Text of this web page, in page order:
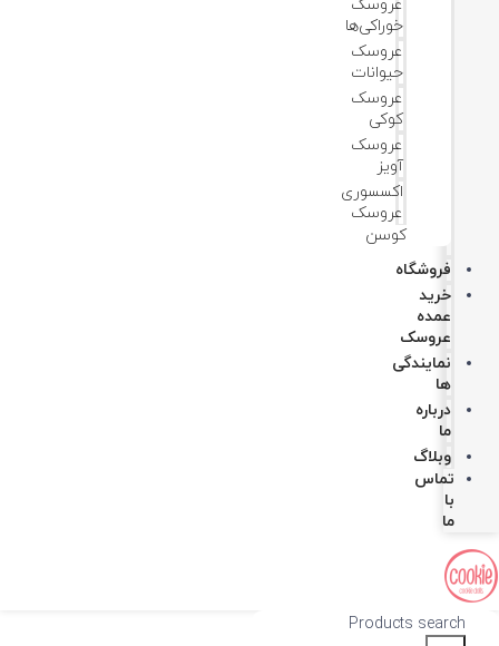
عروسک
خوراکی‌ها
عروسک
حیوانات
عروسک
کوکی
عروسک
آویز
اکسسوری
عروسک
کوسن
فروشگاه
خرید
عمده
عروسک
نمایندگی
ها
درباره
ما
وبلاگ
تماس
با
ما
Products search